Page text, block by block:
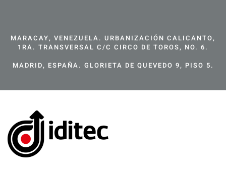
MARACAY, VENEZUELA. URBANIZACIÓN CALICANTO,
1RA. TRANSVERSAL C/C CIRCO DE TOROS, NO. 6.
MADRID, ESPAÑA. GLORIETA DE QUEVEDO 9, PISO 5.